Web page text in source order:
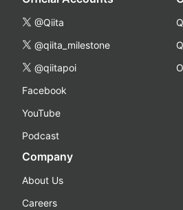
@Qiita
@qiita_milestone
@qiitapoi
Facebook
YouTube
Podcast
Company
About Us
Careers